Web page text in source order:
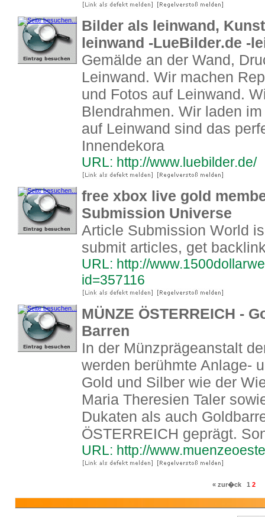
Bilder als leinwand,
leinwand -LueBilder.de -
Gemälde an der Wand,
Leinwand. Wir machen
und Fotos auf Leinwand.
Blendrahmen. Wir laden
auf Leinwand sind das
Innendekora
URL: http://www.luebilder.de/
free xbox live gold
Submission Universe
Article Submission World
submit articles, get
URL: http://
id=357116
MÜNZE ÖSTERREICH -
Barren
In der Münzprägeanstalt
werden berühmte Anlage-
Gold und Silber wie der
Maria Theresien Taler
Dukaten als auch
ÖSTERREICH geprägt.
URL: http://
« zur�ck 1 2